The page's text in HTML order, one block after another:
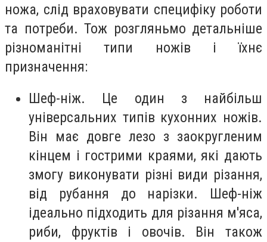
ножа, слід враховувати специфіку роботи
та потреби. Тож розгляньмо детальніше
різноманітні типи ножів і їхнє
призначення:
Шеф-ніж. Це один з найбільш
універсальних типів кухонних ножів.
Він має довге лезо з заокругленим
кінцем і гострими краями, які дають
змогу виконувати різні види різання,
від рубання до нарізки. Шеф-ніж
ідеально підходить для різання м'яса,
риби, фруктів і овочів. Він також